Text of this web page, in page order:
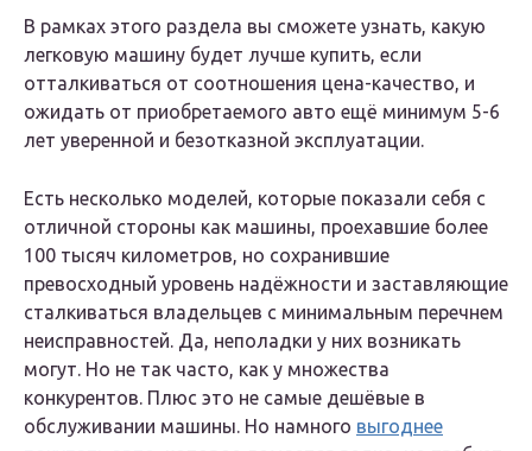
В рамках этого раздела вы сможете узнать, какую
легковую машину будет лучше купить, если
отталкиваться от соотношения цена-качество, и
ожидать от приобретаемого авто ещё минимум 5-6
лет уверенной и безотказной эксплуатации.
Есть несколько моделей, которые показали себя с
отличной стороны как машины, проехавшие более
100 тысяч километров, но сохранившие
превосходный уровень надёжности и заставляющие
сталкиваться владельцев с минимальным перечнем
неисправностей. Да, неполадки у них возникать
могут. Но не так часто, как у множества
конкурентов. Плюс это не самые дешёвые в
обслуживании машины. Но намного выгоднее